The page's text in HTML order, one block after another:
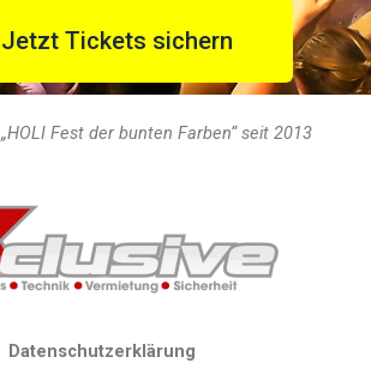
Jetzt Tickets sichern
„HOLI Fest der bunten Farben“ seit 2013
Datenschutzerklärung